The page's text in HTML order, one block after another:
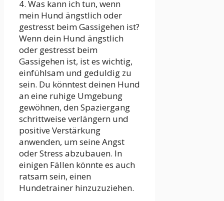
4. Was kann ich tun, wenn
mein Hund ängstlich oder
gestresst beim Gassigehen ist?
Wenn dein Hund ängstlich
oder gestresst beim
Gassigehen ist, ist es wichtig,
einfühlsam und geduldig zu
sein. Du könntest deinen Hund
an eine ruhige Umgebung
gewöhnen, den Spaziergang
schrittweise verlängern und
positive Verstärkung
anwenden, um seine Angst
oder Stress abzubauen. In
einigen Fällen könnte es auch
ratsam sein, einen
Hundetrainer hinzuzuziehen.